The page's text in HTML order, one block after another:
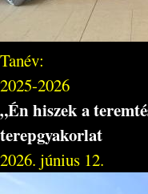
Tanév:
2025-2026
„Én hiszek a
terepgyakorlat
2026. június 12.